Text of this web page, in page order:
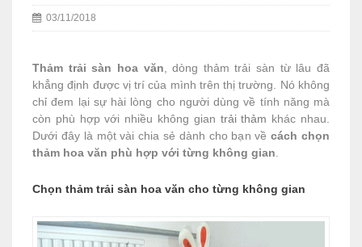
03/11/2018
Thảm trải sàn hoa văn , dòng thảm trải sàn từ lâu đã
khẳng định được vị trí của mình trên thị trường. Nó không
chỉ đem lại sự hài lòng cho người dùng về tính năng mà
còn phù hợp với nhiều không gian trải thảm khác nhau.
Dưới đây là một vài chia sẻ dành cho bạn vềcách chọn
thảm hoa văn phù hợp với từng không gian
Chọn thảm trải sàn hoa văn cho từng không gian